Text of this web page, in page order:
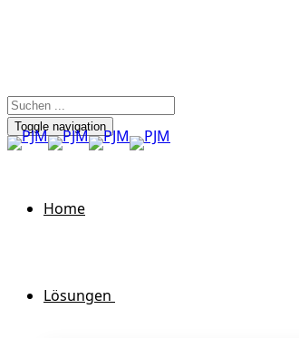
Toggle navigation
Home
Lösungen